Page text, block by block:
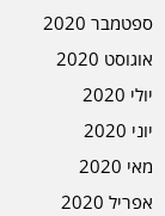
ספטמבר 2020
אוגוסט 2020
יולי 2020
יוני 2020
מאי 2020
אפריל 2020